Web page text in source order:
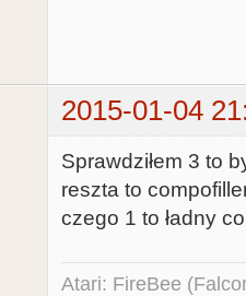
2015-01-04
Sprawdziłem 3 to
reszta to
czego 1 to ładny
Atari: FireBee